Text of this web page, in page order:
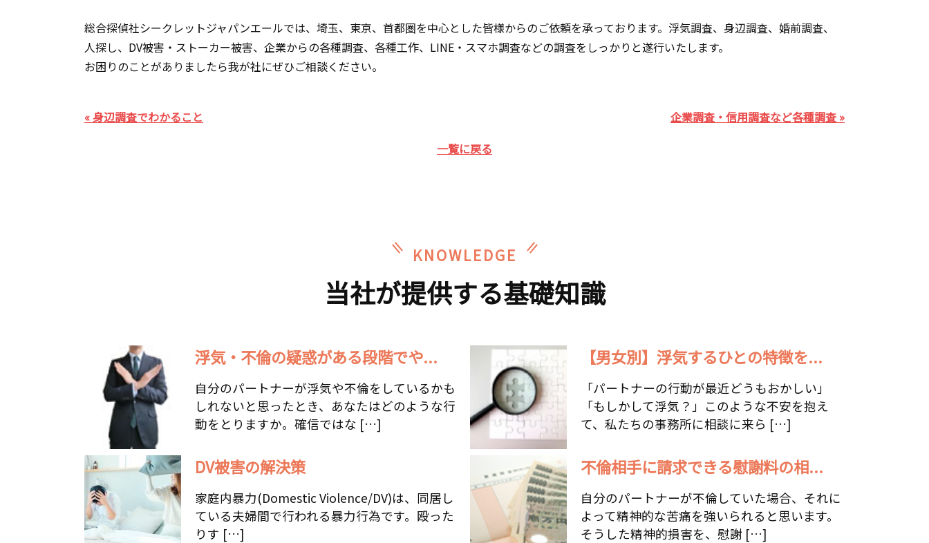
総合探偵社シークレットジャパンエールでは、埼玉、東京、首都圏を中心とした皆様からのご依頼を承っております。浮気調査、身辺調査、婚前調査、
人探し、DV被害・ストーカー被害、企業からの各種調査、各種工作、LINE・スマホ調査などの調査をしっかりと遂行いたします。
お困りのことがありましたら我が社にぜひご相談ください。
« 身辺調査でわかること
企業調査・信用調査など各種調査 »
一覧に戻る
KNOWLEDGE
当社が提供する基礎知識
浮気・不倫の疑惑がある段階でや...
自分のパートナーが浮気や不倫をしているかも
しれないと思ったとき、あなたはどのような行
動をとりますか。確信ではな […]
【男女別】浮気するひとの特徴を...
「パートナーの行動が最近どうもおかしい」
「もしかして浮気？」このような不安を抱え
て、私たちの事務所に相談に来ら […]
DV被害の解決策
家庭内暴力(Domestic Violence/DV)は、同居し
ている夫婦間で行われる暴力行為です。殴った
りす […]
不倫相手に請求できる慰謝料の相...
自分のパートナーが不倫していた場合、それに
よって精神的な苦痛を強いられると思います。
そうした精神的損害を、慰謝 […]